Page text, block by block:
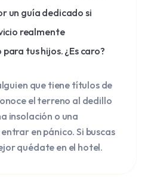
un guía dedicado si
realmente
tus hijos. ¿Es caro?
que tiene títulos de
el terreno al dedillo
insolación o una
en pánico. Si buscas
quédate en el hotel.